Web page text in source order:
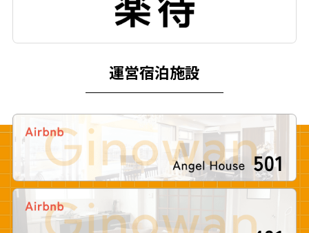
運営宿泊施設